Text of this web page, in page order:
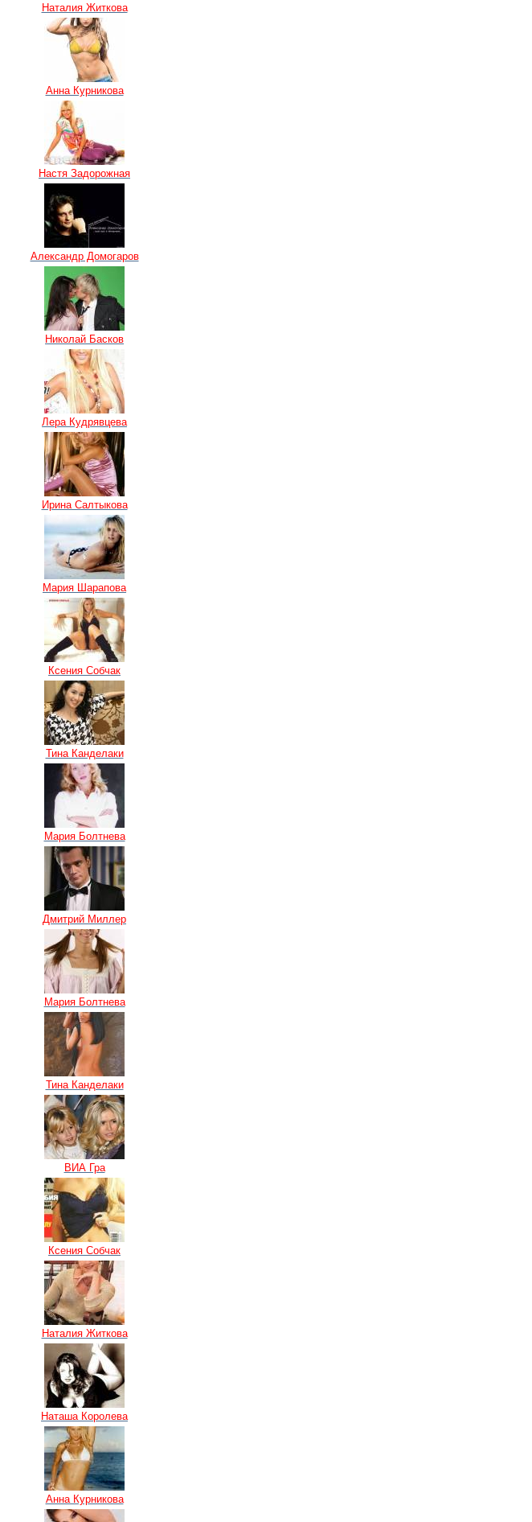
Наталия Житкова
Анна Курникова
Настя Задорожная
Александр Домогаров
Николай Басков
Лера Кудрявцева
Ирина Салтыкова
Мария Шарапова
Ксения Собчак
Тина Канделаки
Мария Болтнева
Дмитрий Миллер
Мария Болтнева
Тина Канделаки
ВИА Гра
Ксения Собчак
Наталия Житкова
Наташа Королева
Анна Курникова